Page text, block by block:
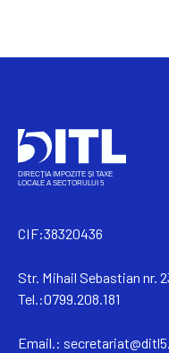
CIF:38320436
Str. Mihail Sebastian nr.
Tel.:0799.208.181
Email.: